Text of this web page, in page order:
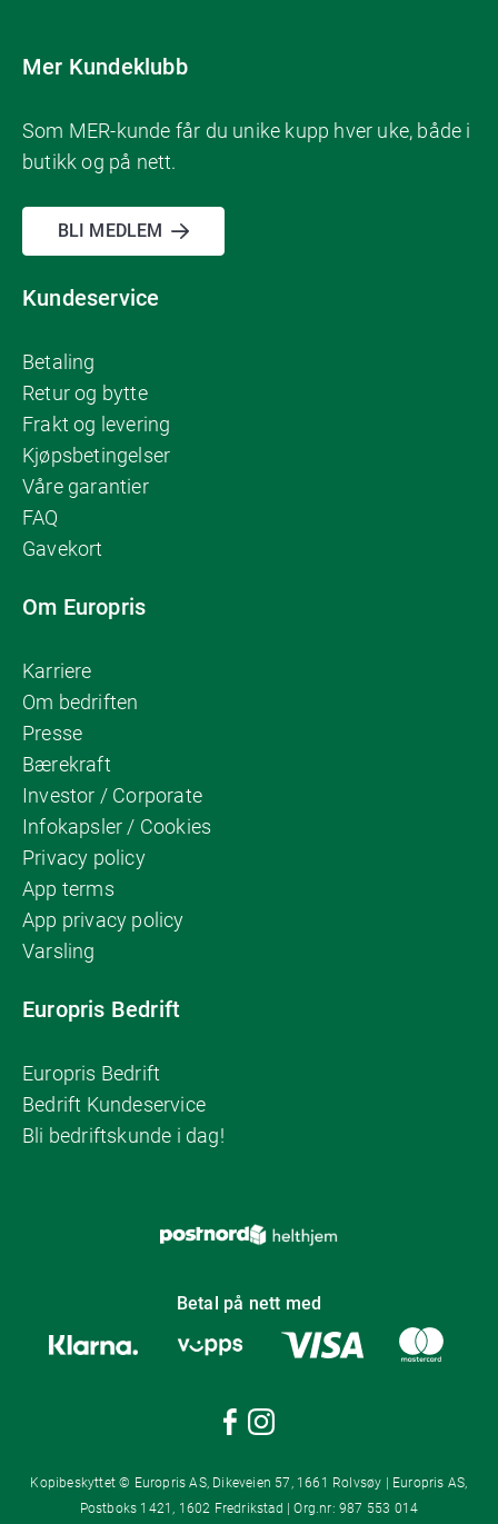
Mer Kundeklubb
Som MER-kunde får du unike kupp hver uke, både i
butikk og på nett.
BLI MEDLEM
Kundeservice
Betaling
Retur og bytte
Frakt og levering
Kjøpsbetingelser
Våre garantier
FAQ
Gavekort
Om Europris
Karriere
Om bedriften
Presse
Bærekraft
Investor / Corporate
Infokapsler / Cookies
Privacy policy
App terms
App privacy policy
Varsling
Europris Bedrift
Europris Bedrift
Bedrift Kundeservice
Bli bedriftskunde i dag!
Betal på nett med
Kopibeskyttet © Europris AS, Dikeveien 57, 1661 Rolvsøy | Europris AS,
Postboks 1421, 1602 Fredrikstad | Org.nr: 987 553 014